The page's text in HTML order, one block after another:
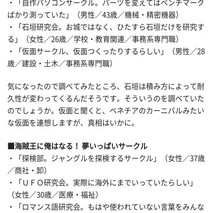
・「自作パソコンサークル。パーツを変えてはベンチマーク
ばかり測っていた」（男性／43歳／機械・精密機器）
・「石垣研究会。お城ではなく、ひたすら石垣だけを研究す
る」（女性／26歳／学校・教育関連／事務系専門職）
・「仮面サークル、仮面つくったりするらしい」（男性／28
歳／建設・土木／事務系専門職）
気になったので調べてみたところ、石垣は積み方によって耐
久性が変わってくるんだそうです。そういうのを調べていた
のでしょうか。仮面と聞くと、ベネチアのカーニバルみたい
な仮面を連想しますが、真相はいかに。
■海賊王に俺はなる！ 夢いっぱいサークル
・「探検部。ジャングルを探検するサークル」（女性／37歳
／商社・卸）
・「ＵＦＯ研究会。実際に海外にまでいっていたらしい」
（女性／30歳／医療・福祉）
・「ロマンス語研究会。もはや使われていない言葉をみんな